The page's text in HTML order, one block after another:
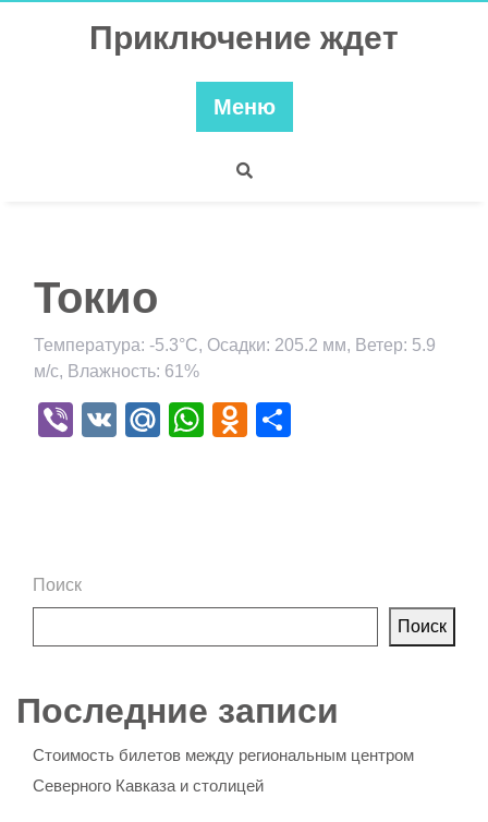
Приключение ждет
Меню
Токио
Температура: -5.3°C, Осадки: 205.2 мм, Ветер: 5.9
м/с, Влажность: 61%
Viber
VK Mail.Ru
WhatsApp
Odnoklassniki
Поиск
Поиск
Последние записи
Стоимость билетов между региональным центром
Северного Кавказа и столицей